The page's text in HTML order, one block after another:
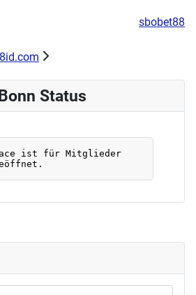
am 06.03.2022 fällt leider aus
sbobet88
Neue Ausgabe: SPLiTTER Nr. 1/2022 –
Status